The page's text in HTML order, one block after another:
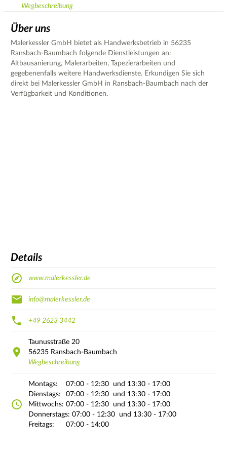
Wegbeschreibung
Über uns
Malerkessler GmbH bietet als Handwerksbetrieb in 56235
Ransbach-Baumbach folgende Dienstleistungen an:
Altbausanierung, Malerarbeiten, Tapezierarbeiten und
gegebenenfalls weitere Handwerksdienste. Erkundigen Sie sich
direkt bei Malerkessler GmbH in Ransbach-Baumbach nach der
Verfügbarkeit und Konditionen.
Details
www.malerkessler.de
info@malerkessler.de
+49 2623 3442
Taunusstraße 20
56235 Ransbach-Baumbach
Wegbeschreibung
Montags: 07:00 - 12:30
und 13:30 - 17:00
Dienstags:
07:00 - 12:30
und 13:30 - 17:00
Mittwochs: 07:00 - 12:30
und 13:30 - 17:00
Donnerstags: 07:00 - 12:30
und 13:30 - 17:00
Freitags:
07:00 - 14:00